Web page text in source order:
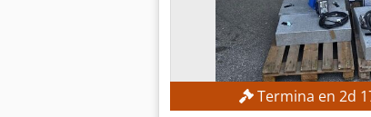
Termina en 2d